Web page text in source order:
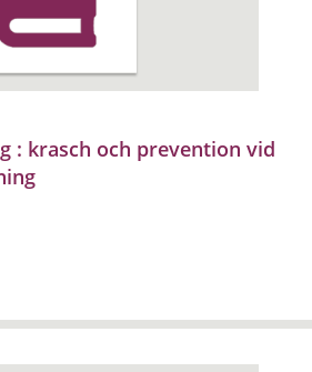
: krasch och prevention vid